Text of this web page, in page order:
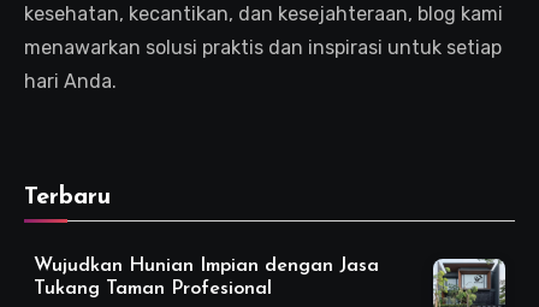
kesehatan, kecantikan, dan kesejahteraan, blog kami
menawarkan solusi praktis dan inspirasi untuk setiap
hari Anda.
Terbaru
Wujudkan Hunian Impian dengan Jasa
Tukang Taman Profesional